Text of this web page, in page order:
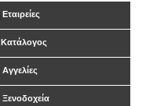
Εταιρείες
Κατάλογος
Αγγελίες
Ξενοδοχεία